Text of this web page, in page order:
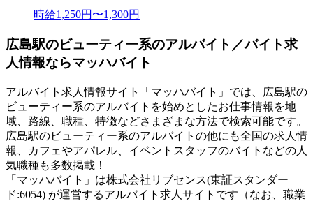
時給1,250円〜1,300円
広島駅のビューティー系のアルバイト／バイト求
人情報ならマッハバイト
アルバイト求人情報サイト「マッハバイト」では、広島駅の
ビューティー系のアルバイトを始めとしたお仕事情報を地
域、路線、職種、特徴などさまざまな方法で検索可能です。
広島駅のビューティー系のアルバイトの他にも全国の求人情
報、カフェやアパレル、イベントスタッフのバイトなどの人
気職種も多数掲載！
「マッハバイト」は株式会社リブセンス(東証スタンダー
ド:6054) が運営するアルバイト求人サイトです（なお、職業